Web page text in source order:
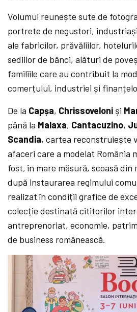
Volumul reunește sute de
portrete de negustori,
ale fabricilor, prăvăliilor,
sediilor de bănci, alături de
familiile care au contribuit la
comerțului, industriei și
De la Capșa, Chrissoveloni și
până la Malaxa, Cantacuzino,
Scandia, cartea reconstruiește
afaceri care a modelat România
fost, în mare măsură, scoasă din
după instaurarea regimului
realizat în condiții grafice de
colecție destinată cititorilor
antreprenoriat, economie,
de business românească.